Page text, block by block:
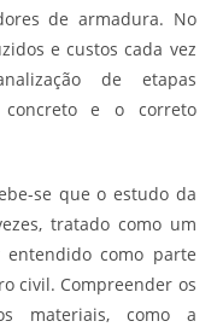
de armadura. No
e custos cada vez
de etapas
e o correto
se que o estudo da
tratado como um
como parte
civil. Compreender os
materiais, como a